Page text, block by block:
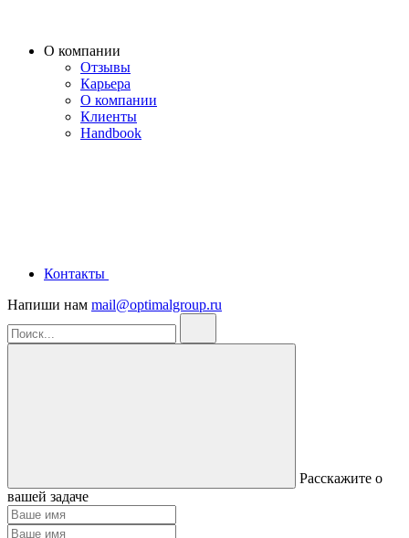
О компании
Отзывы
Карьера
О компании
Клиенты
Handbook
Контакты
Напиши нам mail@optimalgroup.ru
Расскажите о
вашей задаче